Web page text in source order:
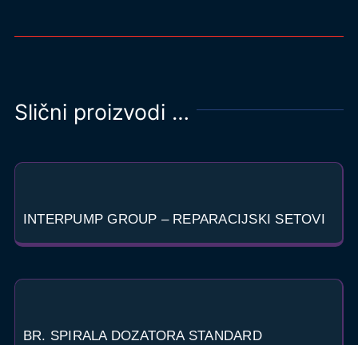
Slični proizvodi …
INTERPUMP GROUP – REPARACIJSKI SETOVI
BR. SPIRALA DOZATORA STANDARD